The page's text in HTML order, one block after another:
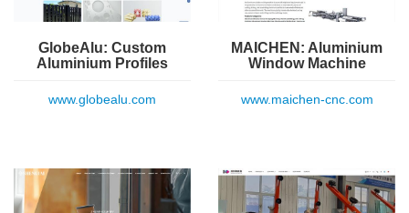
GlobeAlu: Custom
Aluminium Profiles
www.globealu.com
MAICHEN: Aluminium
Window Machine
www.maichen-cnc.com